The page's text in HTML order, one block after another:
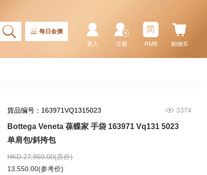
每日金價
购物车
简
RMB
注册
登入
貨品编号：163971VQ1315023 3374
Bottega Veneta 葆蝶家 手袋 163971 Vq131 5023
单肩包/斜挎包
HKD 27,950.00(原价)
13,550.00(参考价)